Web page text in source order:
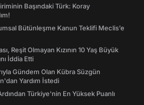
Başındaki Türk: Koray
Bütünleşme Kanun Teklifi Meclis’e
Reşit Olmayan Kızının 10 Yaş Büyük
İddia Etti
Gündem Olan Kübra Süzgün
Yardım İstedi
Türkiye'nin En Yüksek Puanlı